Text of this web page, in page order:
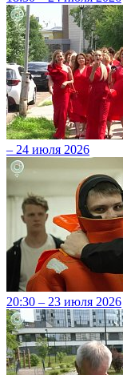
– 24 июля 2026
20:30 – 23 июля 2026